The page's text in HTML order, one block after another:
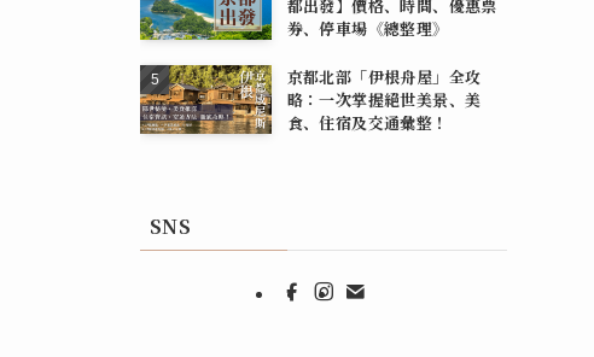
都出發】價格、時間、優惠票
券、停車場《總整理》
京都北部「伊根舟屋」全攻
略：一次掌握絕世美景、美
食、住宿及交通彙整！
SNS